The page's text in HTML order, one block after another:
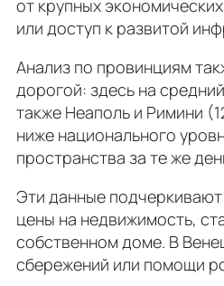
от крупных
или доступ к развитой
Анализ по провинциям
дорогой: здесь на
также Неаполь и Римини
ниже национального
пространства за те же
Эти данные подчеркивают
цены на недвижимость,
собственном доме. В
сбережений или помощи